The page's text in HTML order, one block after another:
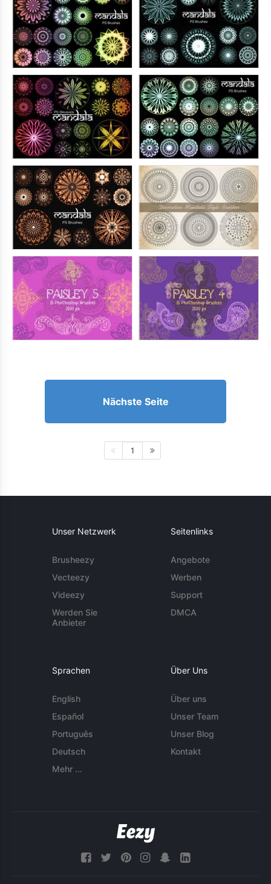
Nächste Seite
1
Unser Netzwerk
Brusheezy
Vecteezy
Videezy
Werden Sie
Anbieter
Seitenlinks
Angebote
Werben
Support
DMCA
Sprachen
English
Español
Português
Deutsch
Mehr ...
Über Uns
Über uns
Unser Team
Unser Blog
Kontakt